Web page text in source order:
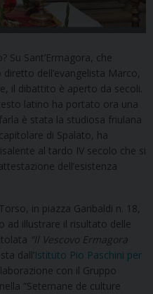
Su Sant’Ermagora, che
dell’evangelista Marco,
il dibattito è aperto da secoli.
latino ha portato ora una
è stata la studiosa friulana
di Spalato, ha
al tardo IV secolo che si
dell’esistenza
in piazza Garibaldi n. 18,
ad illustrare il risultato delle
“Il Vescovo Ermagora
dall’Istituto Pio Paschini per
con il Gruppo
“Setemane de culture